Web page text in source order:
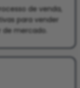
de venda,
para vender
mercado.